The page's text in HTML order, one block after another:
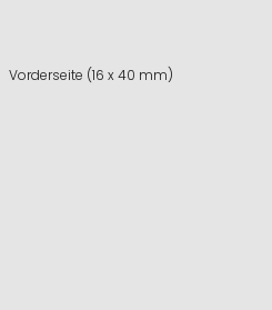
Vorderseite (16 x 40 mm)